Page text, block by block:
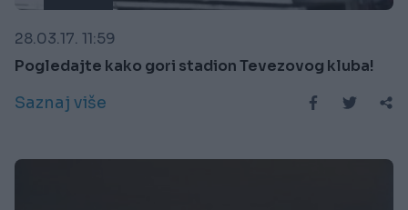
28.03.17. 11:59
Pogledajte kako gori stadion Tevezovog kluba!
Saznaj više